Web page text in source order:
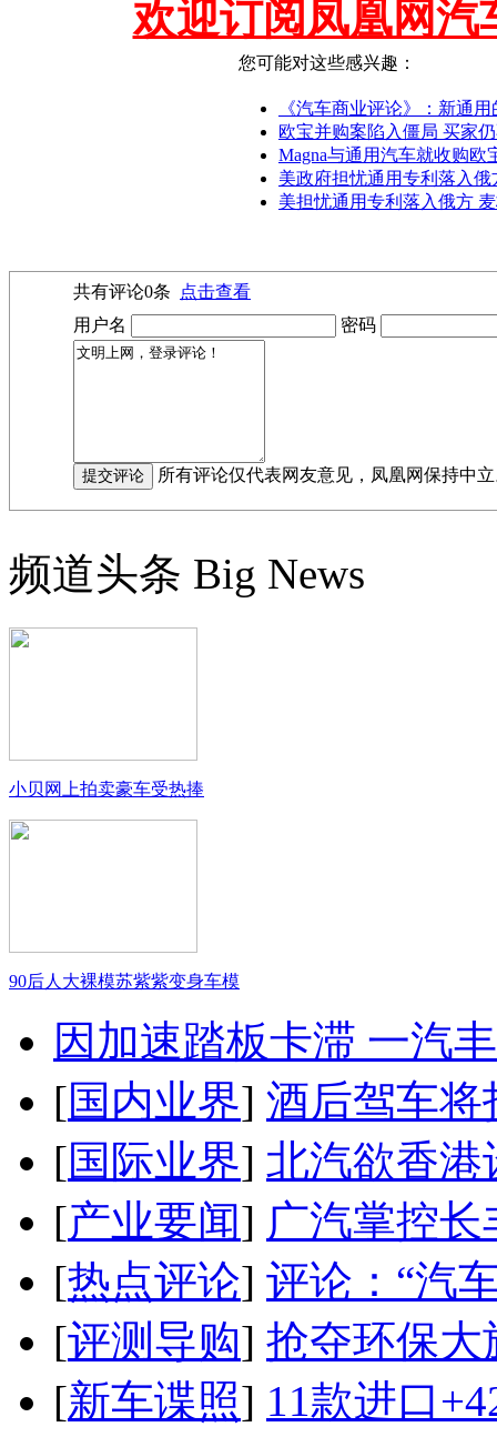
欢迎订阅凤凰网汽
您可能对这些感兴趣：
《汽车商业评论》：新通
欧宝并购案陷入僵局 买家
Magna与通用汽车就收购欧
美政府担忧通用专利落入
美担忧通用专利落入俄方
共有评论0条
点击查看
用户名
密码
所有评论仅代表网友意见，凤凰网保持中
频道头条 Big News
小贝网上拍卖豪车受热捧
90后人大裸模苏紫紫变身车模
因加速踏板卡滞 一汽
[国内业界] 酒后驾车将
[国际业界] 北汽欲香港
[产业要闻] 广汽掌控
[热点评论] 评论：“汽
[评测导购] 抢夺环保大
[新车谍照] 11款进口